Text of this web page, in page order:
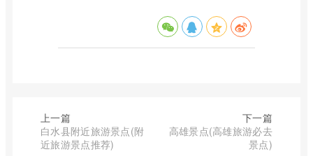
上一篇
白水县附近旅游景点(附
近旅游景点推荐)
下一篇
高雄景点(高雄旅游必去
景点)